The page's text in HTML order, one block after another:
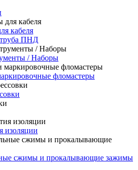
кабеля
ПНД
/ Наборы
фломастеры
изоляции
сжимы и прокалывающие зажимы